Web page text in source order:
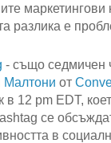
разлика е
- също седмичен
Малтони от
в 12 pm EDT,
се
в